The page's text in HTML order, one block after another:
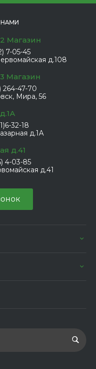
НАМИ
Магазин
7-05-45
д.108
Магазин
264-47-70
Мира, 56
32-18
д.1А
д.41
4-03-85
д.41